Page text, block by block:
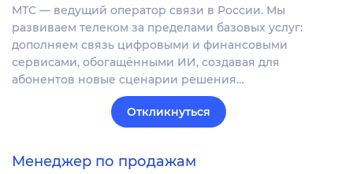
МТС — ведущий оператор связи в России. Мы
развиваем телеком за пределами базовых услуг:
дополняем связь цифровыми и финансовыми
сервисами, обогащёнными ИИ, создавая для
абонентов новые сценарии решения…
Откликнуться
Менеджер по продажам